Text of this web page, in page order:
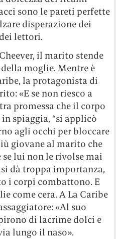
sono le pareti perfette
disperazione dei
lettori.
il marito stende
moglie. Mentre è
la protagonista di
«E se non riesco a
promessa che il corpo
spiaggia, “si applicò
agli occhi per bloccare
giovane al marito che
se lui non le rivolse mai
dà troppa importanza,
i corpi combattono. E
come cera. A La Caribe
«Al suo
di lacrime dolci e
lungo il naso».